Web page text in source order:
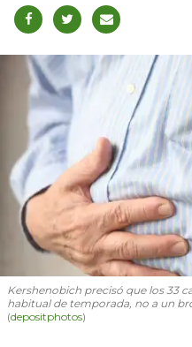
Kershenobich precisó que los 33
habitual de temporada, no a un
(depositphotos)